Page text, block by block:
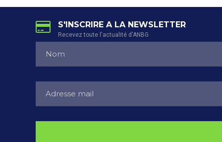
S'INSCRIRE A LA NEWSLETTER
Recevez toute l'actualité d'ANBG